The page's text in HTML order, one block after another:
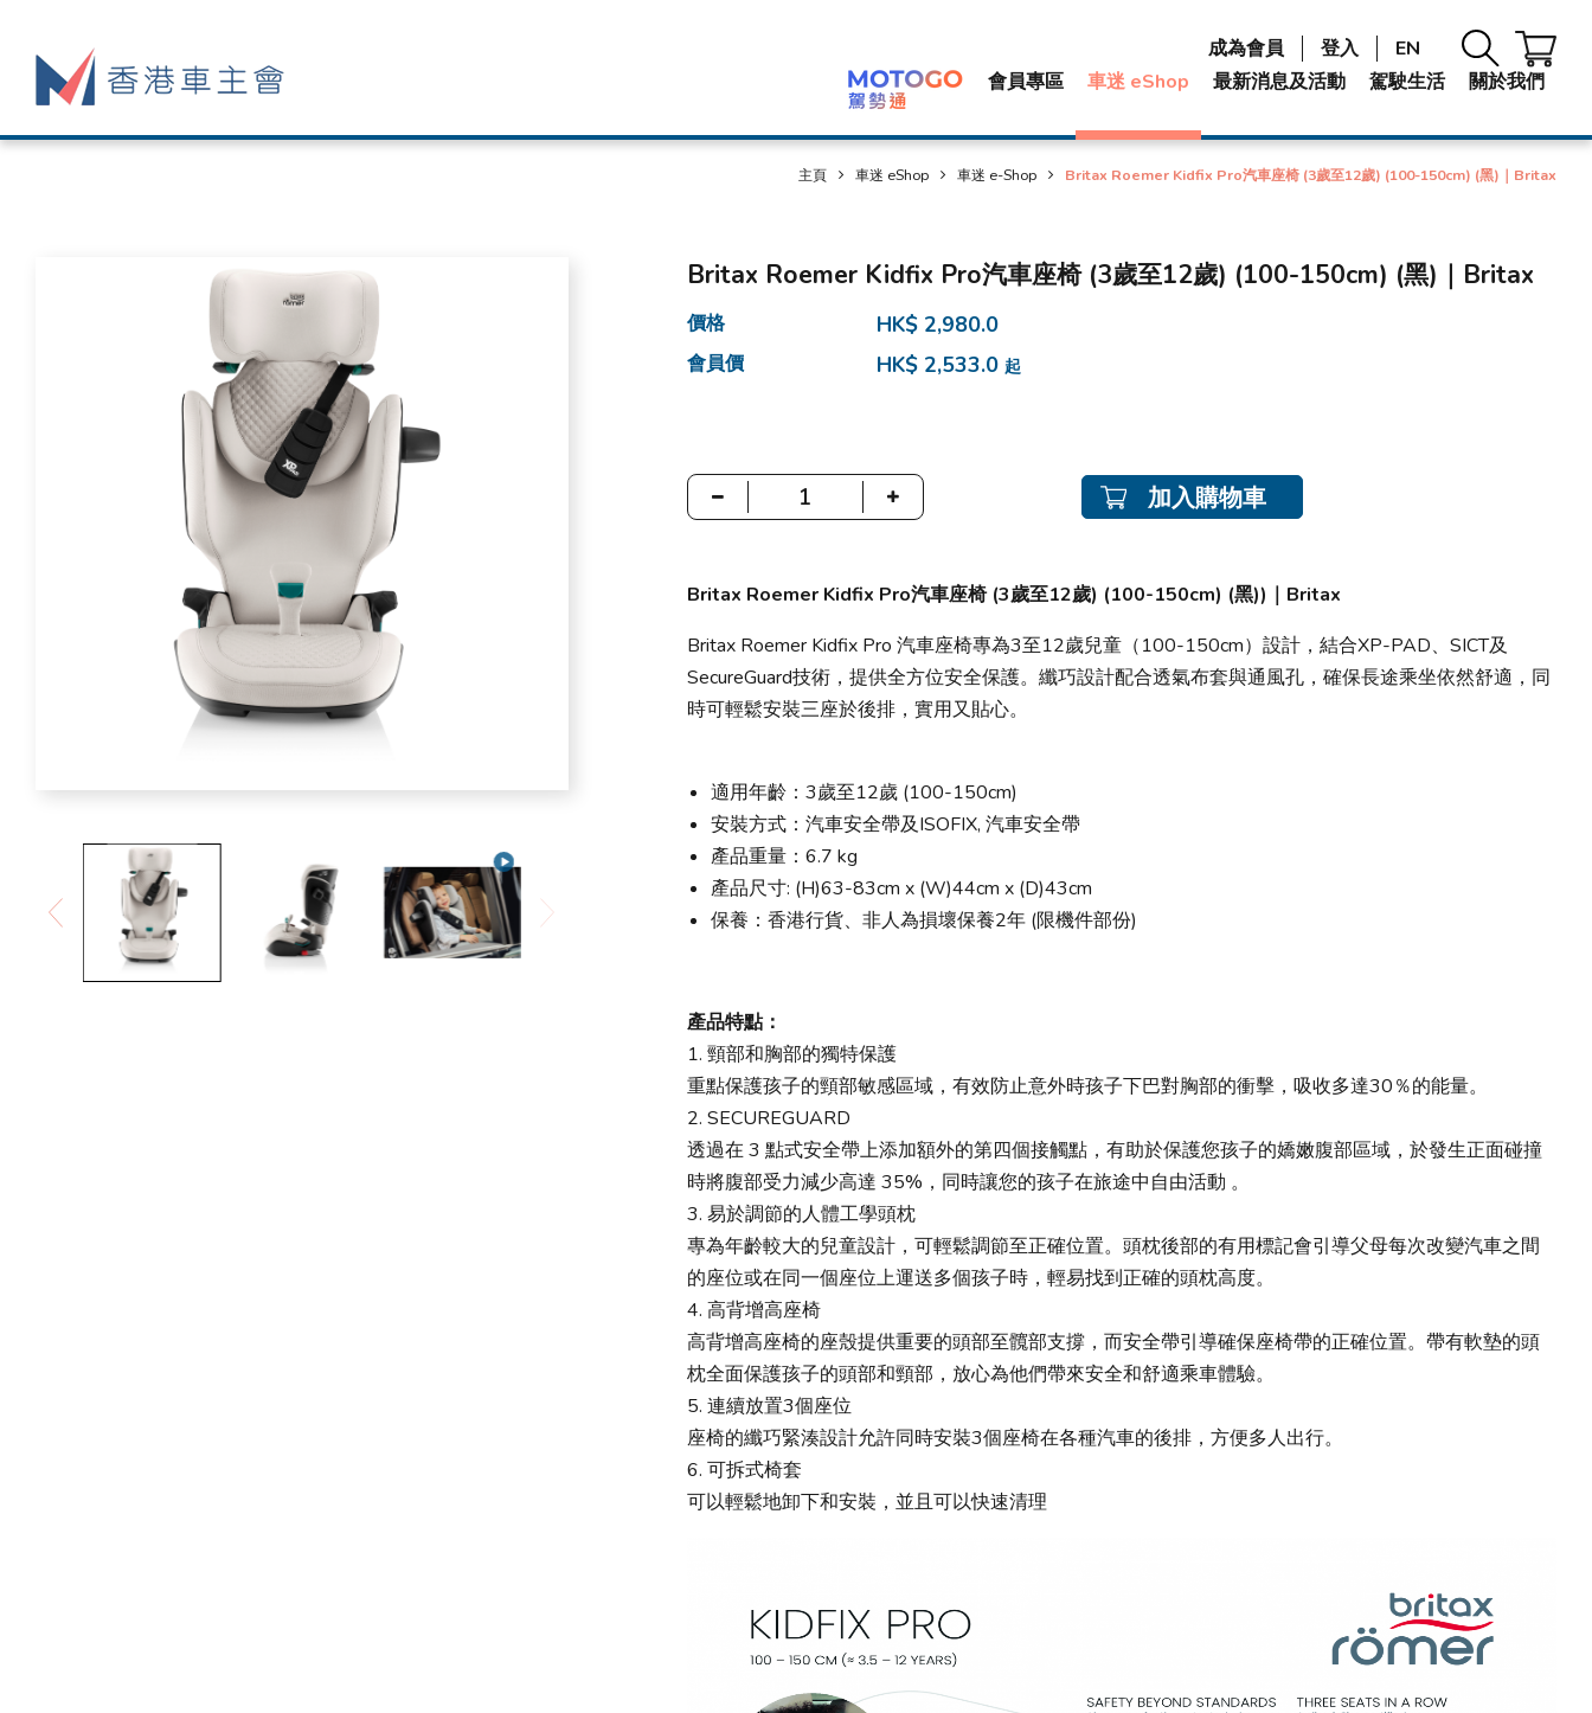
會員專區 車迷 eShop 最新消息及活動 駕駛生活 關於我們
成為會員 登入 EN
主頁 車迷 eShop 車迷 e-Shop Britax Roemer Kidfix Pro汽車座椅 (3歲至12歲) (100-150cm) (黑)｜Britax
Britax Roemer Kidfix Pro汽車座椅 (3歲至12歲) (100-150cm) (黑)｜Britax
價格 HK$ 2,980.0
會員價 HK$ 2,533.0 起
加入購物車
Britax Roemer Kidfix Pro汽車座椅 (3歲至12歲) (100-150cm) (黑))｜Britax
Britax Roemer Kidfix Pro 汽車座椅專為3至12歲兒童（100-150cm）設計，結合XP-PAD、SICT及
SecureGuard技術，提供全方位安全保護。纖巧設計配合透氣布套與通風孔，確保長途乘坐依然舒適，同
時可輕鬆安裝三座於後排，實用又貼心。
適用年齡：3歲至12歲 (100-150cm)
安裝方式：汽車安全帶及ISOFIX, 汽車安全帶
產品重量：6.7 kg
產品尺寸: (H)63-83cm x (W)44cm x (D)43cm
保養：香港行貨、非人為損壞保養2年 (限機件部份)
產品特點：
1. 頸部和胸部的獨特保護
重點保護孩子的頸部敏感區域，有效防止意外時孩子下巴對胸部的衝擊，吸收多達30％的能量。
2. SECUREGUARD
透過在 3 點式安全帶上添加額外的第四個接觸點，有助於保護您孩子的嬌嫩腹部區域，於發生正面碰撞
時將腹部受力減少高達 35%，同時讓您的孩子在旅途中自由活動 。
3. 易於調節的人體工學頭枕
專為年齡較大的兒童設計，可輕鬆調節至正確位置。頭枕後部的有用標記會引導父母每次改變汽車之間
的座位或在同一個座位上運送多個孩子時，輕易找到正確的頭枕高度。
4. 高背增高座椅
高背增高座椅的座殼提供重要的頭部至髖部支撐，而安全帶引導確保座椅帶的正確位置。帶有軟墊的頭
枕全面保護孩子的頭部和頸部，放心為他們帶來安全和舒適乘車體驗。
5. 連續放置3個座位
座椅的纖巧緊湊設計允許同時安裝3個座椅在各種汽車的後排，方便多人出行。
6. 可拆式椅套
可以輕鬆地卸下和安裝，並且可以快速清理